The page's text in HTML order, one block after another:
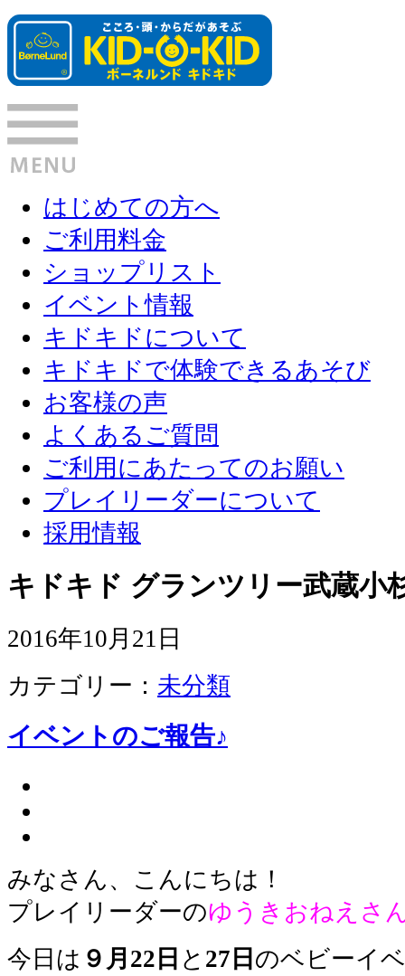
はじめての方へ
ご利用料金
ショップリスト
イベント情報
キドキドについて
キドキドで体験できるあそび
お客様の声
よくあるご質問
ご利用にあたってのお願い
プレイリーダーについて
採用情報
キドキド グランツリー武蔵小
2016年10月21日
カテゴリー： 未分類
イベントのご報告♪
みなさん、こんにちは！
プレイリーダーのゆうきおねえさ
今日は ９月22日 と 27日 のベビーイ